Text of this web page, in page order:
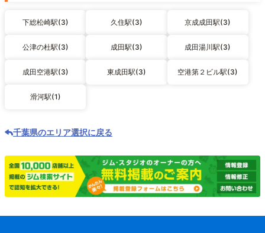
下総松崎駅(3) 久住駅(3) 京成成田駅(3)
公津の杜駅(3) 成田駅(3) 成田湯川駅(3)
成田空港駅(3) 東成田駅(3) 空港第２ビル駅(3)
滑河駅(1)
千葉県のエリア選択に戻る